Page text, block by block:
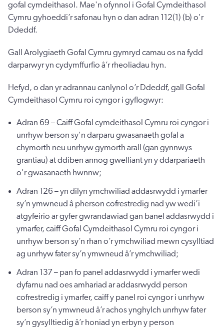
gofal cymdeithasol. Mae'n ofynnol i Gofal Cymdeithasol
Cymru gyhoeddi’r safonau hyn o dan adran 112(1) (b) o'r
Ddeddf.
Gall Arolygiaeth Gofal Cymru gymryd camau os na fydd
darparwyr yn cydymffurfio â’r rheoliadau hyn.
Hefyd, o dan yr adrannau canlynol o’r Ddeddf, gall Gofal
Cymdeithasol Cymru roi cyngor i gyflogwyr:
Adran 69 – Caiff Gofal cymdeithasol Cymru roi cyngor i
unrhyw berson sy'n darparu gwasanaeth gofal a
chymorth neu unrhyw gymorth arall (gan gynnwys
grantiau) at ddiben annog gwelliant yn y ddarpariaeth
o'r gwasanaeth hwnnw;
Adran 126 – yn dilyn ymchwiliad addasrwydd i ymarfer
sy’n ymwneud â pherson cofrestredig nad yw wedi’i
atgyfeirio ar gyfer gwrandawiad gan banel addasrwydd i
ymarfer, caiff Gofal Cymdeithasol Cymru roi cyngor i
unrhyw berson sy’n rhan o’r ymchwiliad mewn cysylltiad
ag unrhyw fater sy’n ymwneud â’r ymchwiliad;
Adran 137 – pan fo panel addasrwydd i ymarfer wedi
dyfarnu nad oes amhariad ar addasrwydd person
cofrestredig i ymarfer, caiff y panel roi cyngor i unrhyw
berson sy’n ymwneud â’r achos ynghylch unrhyw fater
sy’n gysylltiedig â’r honiad yn erbyn y person